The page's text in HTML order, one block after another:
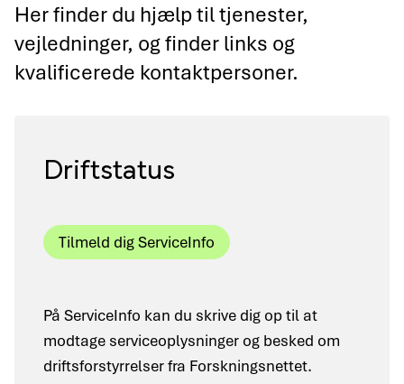
Her finder du hjælp til tjenester,
vejledninger, og finder links og
kvalificerede kontaktpersoner.
Driftstatus
Tilmeld dig ServiceInfo
På ServiceInfo kan du skrive dig op til at
modtage serviceoplysninger og besked om
driftsforstyrrelser fra Forskningsnettet.